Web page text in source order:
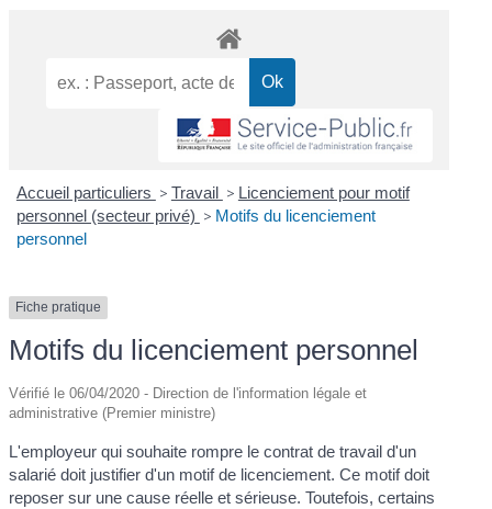
Accueil particuliers > Travail > Licenciement pour motif
personnel (secteur privé) > Motifs du licenciement
personnel
Fiche pratique
Motifs du licenciement personnel
Vérifié le 06/04/2020 - Direction de l'information légale et
administrative (Premier ministre)
L'employeur qui souhaite rompre le contrat de travail d'un
salarié doit justifier d'un motif de licenciement. Ce motif doit
reposer sur une cause réelle et sérieuse. Toutefois, certains